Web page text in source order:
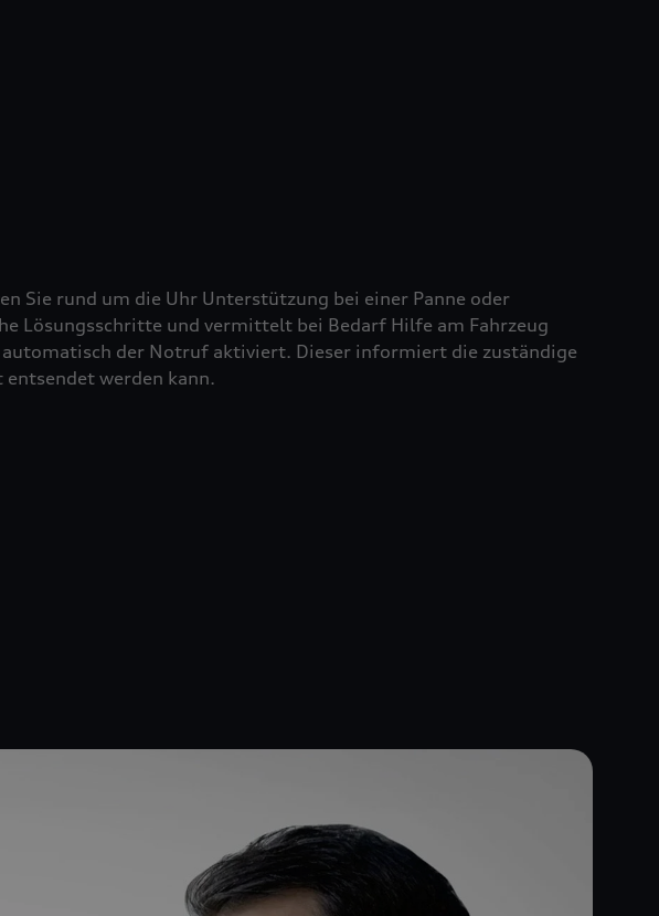
Sie rund um die Uhr Unterstützung bei einer Panne oder
Lösungsschritte und vermittelt bei Bedarf Hilfe am Fahrzeug
der Notruf aktiviert. Dieser informiert die zuständige
werden kann.